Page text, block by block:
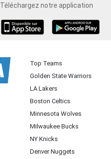
Téléchargez notre application
Top Teams
Golden State Warriors
LA Lakers
Boston Celtics
Minnesota Wolves
Milwaukee Bucks
NY Knicks
Denver Nuggets